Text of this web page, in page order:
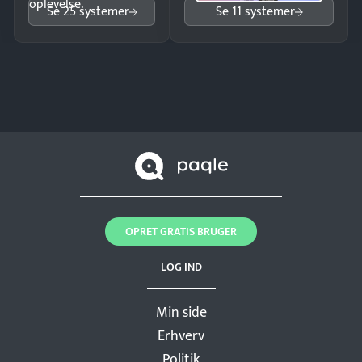
oplevelse.
Se 25 systemer
Se 11 systemer
Min side
Erhverv
LOG IND
OPRET GRATIS BRUGER